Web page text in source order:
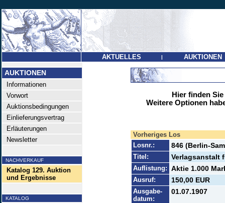
AKTUELLES | AUKTIONEN
AUKTIONEN
Informationen
Vorwort
Auktionsbedingungen
Einlieferungsvertrag
Erläuterungen
Newsletter
NACHVERKAUF
Katalog 129. Auktion
und Ergebnisse
KATALOG
Hier finden
Weitere Optionen
Vorheriges Los
Losnr.:
846 (Berlin-
Titel: Verlagsanstalt
Auflistung: Aktie 1.000
Ausruf: 150,00 EUR
Ausgabe-
datum:
01.07.1907